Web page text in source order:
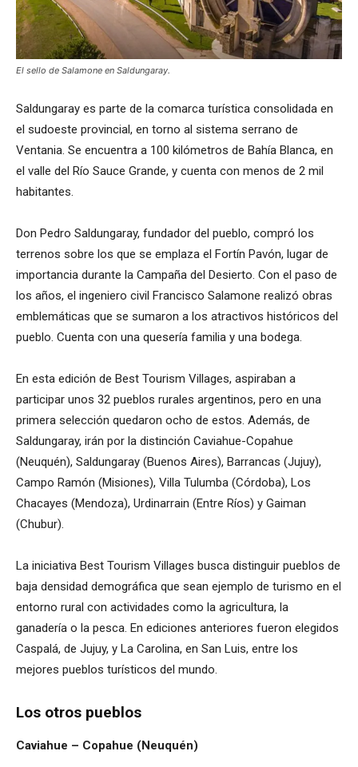
El sello de Salamone en Saldungaray.
Saldungaray es parte de la comarca turística consolidada en
el sudoeste provincial, en torno al sistema serrano de
Ventania. Se encuentra a 100 kilómetros de Bahía Blanca, en
el valle del Río Sauce Grande, y cuenta con menos de 2 mil
habitantes.
Don Pedro Saldungaray, fundador del pueblo, compró los
terrenos sobre los que se emplaza el Fortín Pavón, lugar de
importancia durante la Campaña del Desierto. Con el paso de
los años, el ingeniero civil Francisco Salamone realizó obras
emblemáticas que se sumaron a los atractivos históricos del
pueblo. Cuenta con una quesería familia y una bodega.
En esta edición de Best Tourism Villages, aspiraban a
participar unos 32 pueblos rurales argentinos, pero en una
primera selección quedaron ocho de estos. Además, de
Saldungaray, irán por la distinción Caviahue-Copahue
(Neuquén), Saldungaray (Buenos Aires), Barrancas (Jujuy),
Campo Ramón (Misiones), Villa Tulumba (Córdoba), Los
Chacayes (Mendoza), Urdinarrain (Entre Ríos) y Gaiman
(Chubur).
La iniciativa Best Tourism Villages busca distinguir pueblos de
baja densidad demográfica que sean ejemplo de turismo en el
entorno rural con actividades como la agricultura, la
ganadería o la pesca. En ediciones anteriores fueron elegidos
Caspalá, de Jujuy, y La Carolina, en San Luis, entre los
mejores pueblos turísticos del mundo.
Los otros pueblos
Caviahue – Copahue (Neuquén)